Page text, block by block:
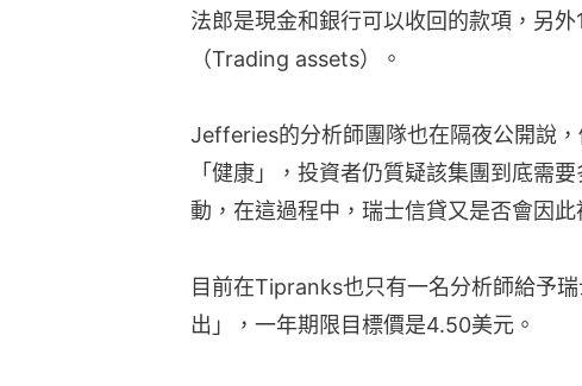
法郎是現金和銀行可以收回的款項，另
（Trading assets）。
Jefferies的分析師團隊也在隔夜公開說
「健康」，投資者仍質疑該集團到底需
動，在這過程中，瑞士信貸又是否會因此
目前在Tipranks也只有一名分析師給予
出」，一年期限目標價是4.50美元。